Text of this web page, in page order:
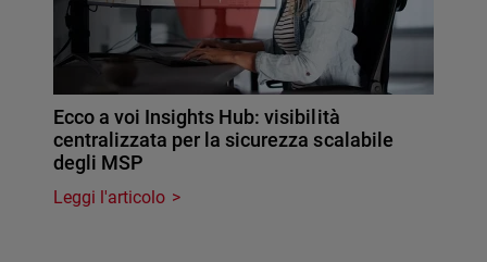
Ecco a voi Insights Hub: visibilità
centralizzata per la sicurezza scalabile
degli MSP
Leggi l'articolo